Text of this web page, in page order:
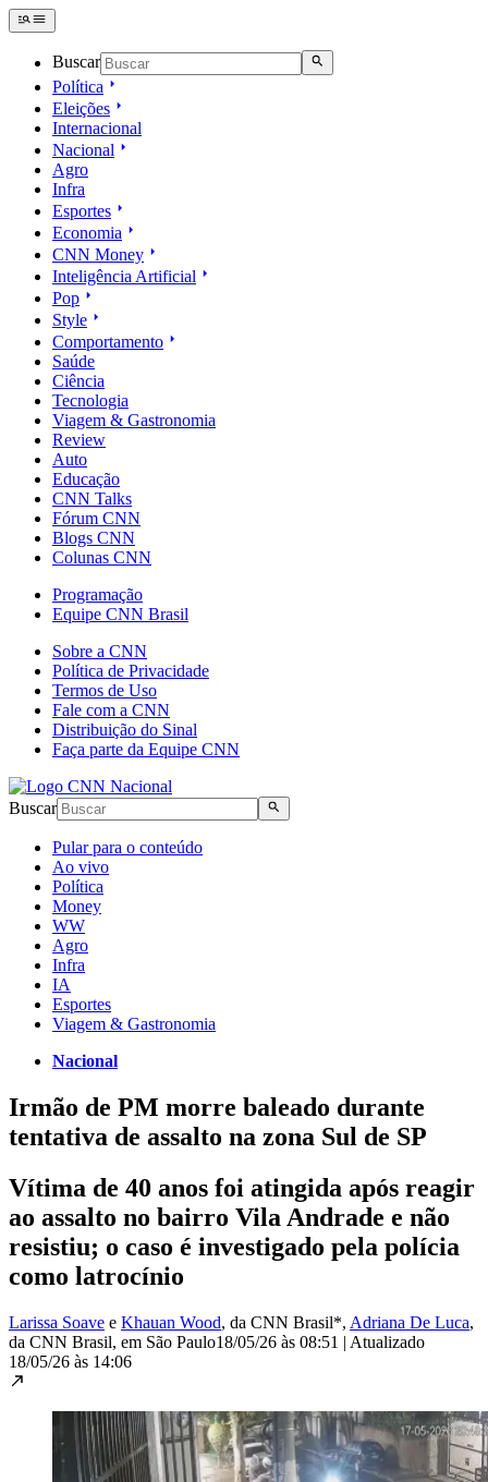
Buscar
Política
Eleições
Internacional
Nacional
Agro
Infra
Esportes
Economia
CNN Money
Inteligência Artificial
Pop
Style
Comportamento
Saúde
Ciência
Tecnologia
Viagem & Gastronomia
Review
Auto
Educação
CNN Talks
Fórum CNN
Blogs CNN
Colunas CNN
Programação
Equipe CNN Brasil
Sobre a CNN
Política de Privacidade
Termos de Uso
Fale com a CNN
Distribuição do Sinal
Faça parte da Equipe CNN
Buscar
Pular para o conteúdo
Ao vivo
Política
Money
WW
Agro
Infra
IA
Esportes
Viagem & Gastronomia
Nacional
Irmão de PM morre baleado durante
tentativa de assalto na zona Sul de SP
Vítima de 40 anos foi atingida após reagir
ao assalto no bairro Vila Andrade e não
resistiu; o caso é investigado pela polícia
como latrocínio
Larissa Soave e Khauan Wood, da CNN Brasil*, Adriana De Luca,
da CNN Brasil, em São Paulo18/05/26 às 08:51 | Atualizado
18/05/26 às 14:06